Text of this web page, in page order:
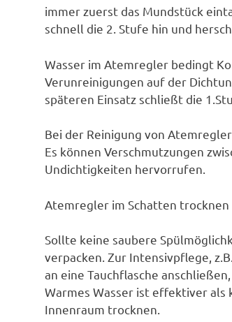
immer zuerst das Mundstück
schnell die 2. Stufe hin und
Wasser im Atemregler bedingt
Verunreinigungen auf der
späteren Einsatz schließt die
Bei der Reinigung von
Es können Verschmutzungen
Undichtigkeiten hervorrufen.
Atemregler im Schatten trocknen
Sollte keine saubere
verpacken. Zur Intensivpflege,
an eine Tauchflasche
Warmes Wasser ist effektiver als
Innenraum trocknen.